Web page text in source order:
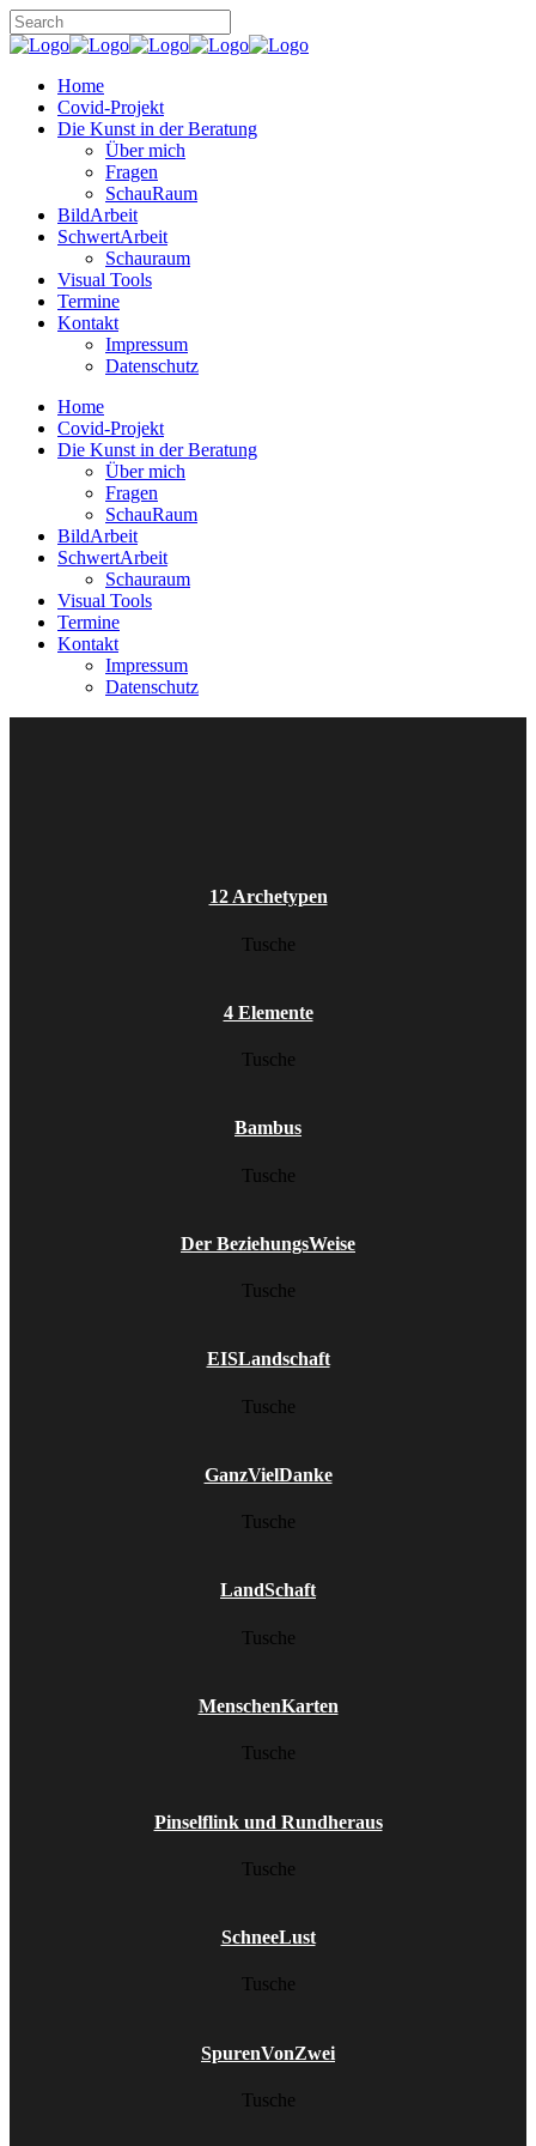
Home
Covid-Projekt
Die Kunst in der Beratung
Über mich
Fragen
SchauRaum
BildArbeit
SchwertArbeit
Schauraum
Visual Tools
Termine
Kontakt
Impressum
Datenschutz
Home
Covid-Projekt
Die Kunst in der Beratung
Über mich
Fragen
SchauRaum
BildArbeit
SchwertArbeit
Schauraum
Visual Tools
Termine
Kontakt
Impressum
Datenschutz
12 Archetypen
Tusche
4 Elemente
Tusche
Bambus
Tusche
Der BeziehungsWeise
Tusche
EISLandschaft
Tusche
GanzVielDanke
Tusche
LandSchaft
Tusche
MenschenKarten
Tusche
Pinselflink und Rundheraus
Tusche
SchneeLust
Tusche
SpurenVonZwei
Tusche